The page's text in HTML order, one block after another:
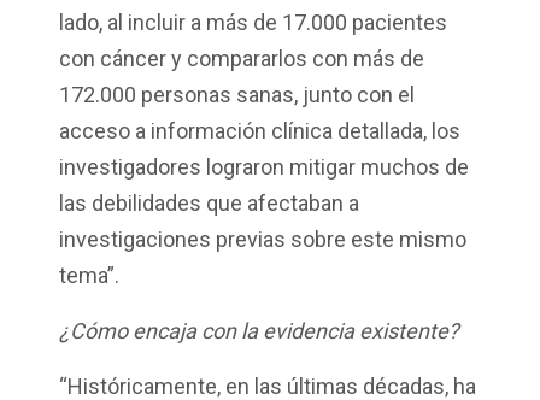
lado, al incluir a más de 17.000 pacientes
con cáncer y compararlos con más de
172.000 personas sanas, junto con el
acceso a información clínica detallada, los
investigadores lograron mitigar muchos de
las debilidades que afectaban a
investigaciones previas sobre este mismo
tema”.
¿Cómo encaja con la evidencia existente?
“Históricamente, en las últimas décadas, ha